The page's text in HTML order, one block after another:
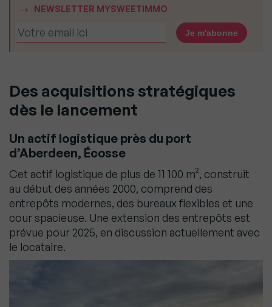
NEWSLETTER MYSWEETIMMO
Des acquisitions stratégiques
dès le lancement
Un actif logistique près du port
d’Aberdeen, Écosse
Cet actif logistique de plus de 11 100 m², construit
au début des années 2000, comprend des
entrepôts modernes, des bureaux flexibles et une
cour spacieuse. Une extension des entrepôts est
prévue pour 2025, en discussion actuellement avec
le locataire.